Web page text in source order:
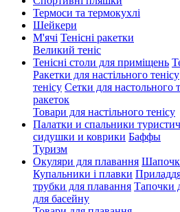
Термоси та термокухлі
Шейкери
М'ячі Тенісні ракетки
Великий теніс
Тенісні столи для приміщень
Ракетки для настільного тенісу
тенісу Сетки для настольного
ракеток
Товари для настільного тенісу
Палатки и спальники
сидушки и коврики Баффы
Туризм
Окуляри для плавання
Купальники і плавки
трубки для плавання Тапочки
для басейну